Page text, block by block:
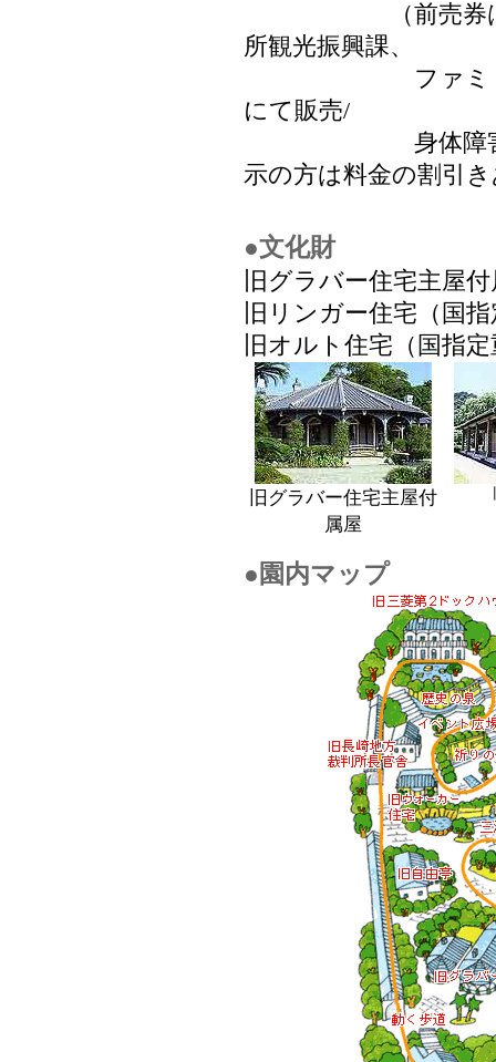
（前売券は長崎
所観光振興課、
ファミリーマ
にて販売/
身体障害者手
示の方は料金の割引
●文化財
旧グラバー住宅主屋
旧リンガー住宅（国
旧オルト住宅（国指
旧グラバー住宅主屋付
属屋
●園内マップ